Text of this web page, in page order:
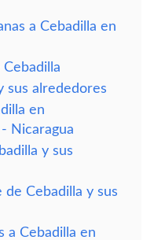
a Cebadilla en
sus alrededores
en
Nicaragua
y sus
de Cebadilla y sus
a Cebadilla en